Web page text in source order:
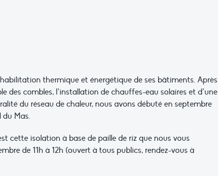
thermique et énergétique de ses bâtiments. Après
des combles, l’installation de chauffes-eau solaires et d’une
du réseau de chaleur, nous avons débuté en septembre
du Mas.
cette isolation à base de paille de riz que nous vous
de 11h à 12h (ouvert à tous publics, rendez-vous à